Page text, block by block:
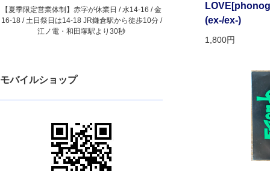
【夏季限定営業体制】赤字が休業日 / 水14-16 / 金
16-18 / 土日祭日は14-18 JR鎌倉駅から徒歩10分 /
江ノ電・和田塚駅より30秒
モバイルショップ
(ex-/ex-)
1,800円